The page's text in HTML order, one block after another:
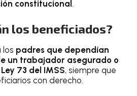
constitucional.
los beneficiados?
los padres que dependían
un trabajador asegurado o
73 del IMSS, siempre que
con derecho.